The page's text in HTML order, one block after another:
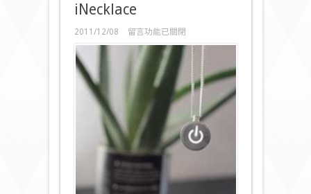
iNecklace
2011/12/08
在
〈iNecklace〉
留言功能已關閉